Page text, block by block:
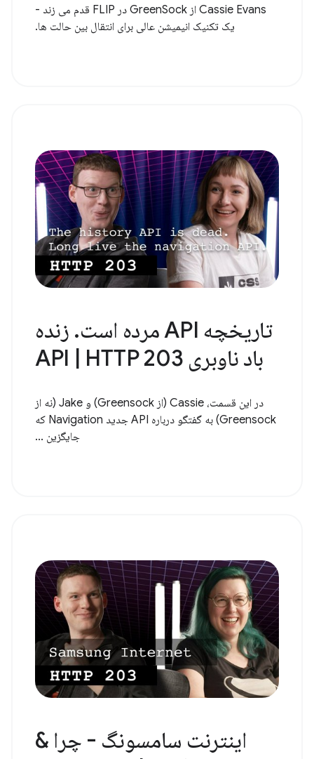
Cassie Evans از GreenSock در FLIP قدم می زند -
یک تکنیک انیمیشن عالی برای انتقال بین حالت ها.
تاریخچه API مرده است. زنده
باد ناوبری API | HTTP 203
در این قسمت، Cassie (از Greensock) و Jake (نه از
Greensock) به گفتگو درباره API جدید Navigation که
جایگزین ...
اینترنت سامسونگ - چرا &